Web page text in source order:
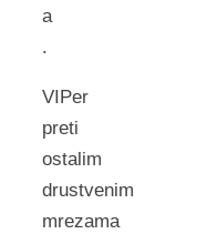
a
.
VIPer
preti
ostalim
drustvenim
mrezama